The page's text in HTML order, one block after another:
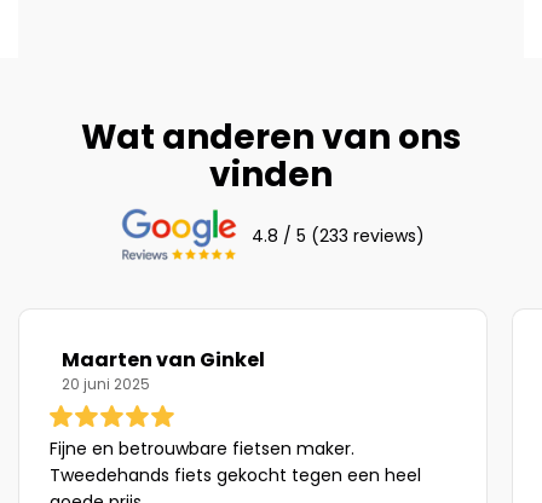
Wat anderen van ons
vinden
4.8 / 5 (233 reviews)
Maarten van Ginkel
20 juni 2025
Fijne en betrouwbare fietsen maker.
Tweedehands fiets gekocht tegen een heel